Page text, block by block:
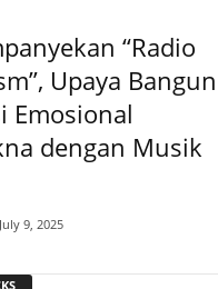
“Radio
Upaya Bangun
Emosional
dengan Musik
July 9, 2025